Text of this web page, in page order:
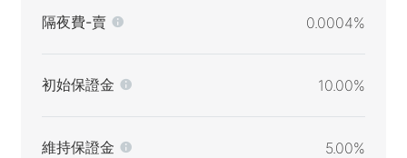
隔夜費-賣 0.0004%
初始保證金 10.00%
維持保證金 5.00%